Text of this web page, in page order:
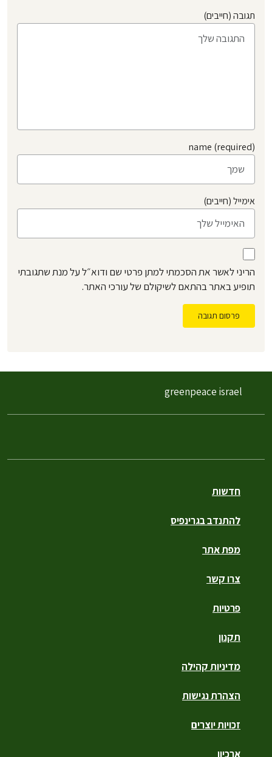
תגובה (חייבים)
name (required)
אימייל (חייבים)
הריני לאשר את הסכמתי למתן פרטי שם ודוא״ל על מנת שתגובתי
תופיע באתר בהתאם לשיקולם של עורכי האתר.
פרסום תגובה
חדשות
להתנדב בגרינפיס
מפת אתר
צרו קשר
פרטיות
תקנון
מדיניות קהילה
הצהרת נגישות
זכויות יוצרים
ארכיון